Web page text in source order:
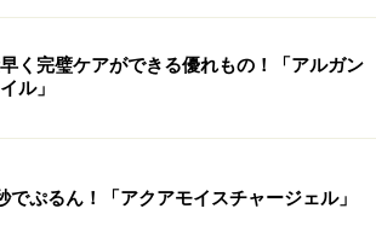
く完璧ケアができる優れもの！「アルガン
ル」
でぷるん！「アクアモイスチャージェル」